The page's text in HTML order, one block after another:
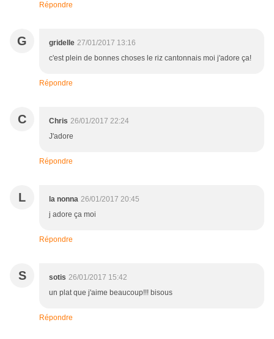
Répondre
G gridelle 27/01/2017 13:16
c'est plein de bonnes choses le riz cantonnais moi j'adore ça!
Répondre
C Chris 26/01/2017 22:24
J'adore
Répondre
L la nonna 26/01/2017 20:45
j adore ça moi
Répondre
S sotis 26/01/2017 15:42
un plat que j'aime beaucoup!!! bisous
Répondre